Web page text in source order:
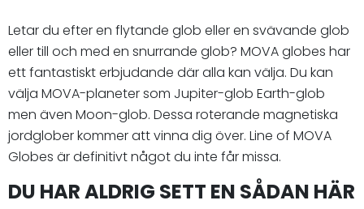
Letar du efter en flytande glob eller en svävande glob
eller till och med en snurrande glob? MOVA globes har
ett fantastiskt erbjudande där alla kan välja. Du kan
välja MOVA-planeter som Jupiter-glob Earth-glob
men även Moon-glob. Dessa roterande magnetiska
jordglober kommer att vinna dig över. Line of MOVA
Globes är definitivt något du inte får missa.
DU HAR ALDRIG SETT EN SÅDAN HÄR